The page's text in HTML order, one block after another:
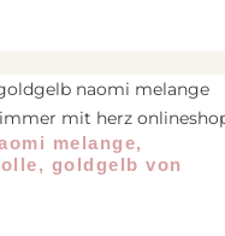
melange,
goldgelb von